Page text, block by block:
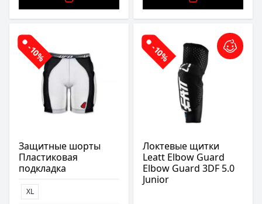
-10%
Защитные шорты
Пластиковая
подкладка
XL
-10%
Локтевые щитки
Leatt Elbow Guard
Elbow Guard 3DF 5.0
Junior